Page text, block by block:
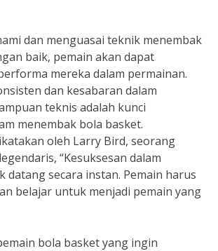
dan menguasai teknik menembak
baik, pemain akan dapat
mereka dalam permainan.
dan kesabaran dalam
teknis adalah kunci
menembak bola basket.
oleh Larry Bird, seorang
“Kesuksesan dalam
datang secara instan. Pemain harus
belajar untuk menjadi pemain yang
bola basket yang ingin